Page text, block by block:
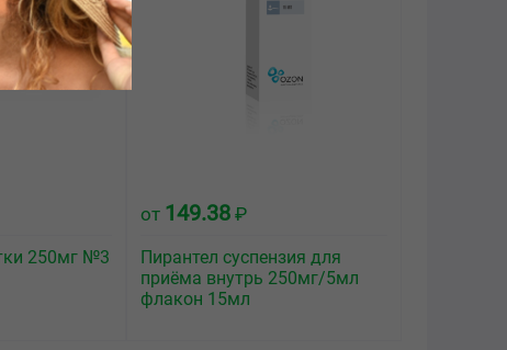
250мг №3
от 149.38 ₽
Пирантел суспензия для
приёма внутрь 250мг/5мл
флакон 15мл